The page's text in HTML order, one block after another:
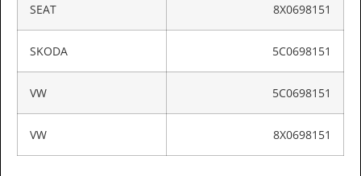
SEAT 8X0698151
SKODA 5C0698151
VW 5C0698151
VW 8X0698151